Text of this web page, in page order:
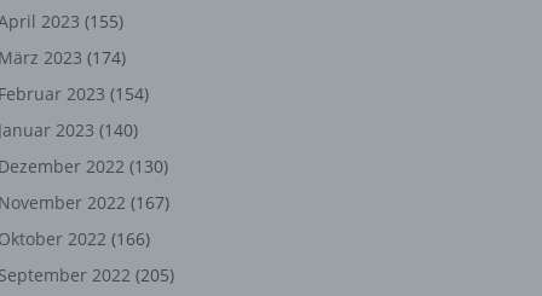
2023 (155)
März 2023 (174)
Februar 2023 (154)
Januar 2023 (140)
Dezember 2022 (130)
November 2022 (167)
Oktober 2022 (166)
September 2022 (205)